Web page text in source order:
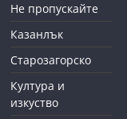
Не пропускайте
Казанлък
Старозагорско
Култура и
изкуство